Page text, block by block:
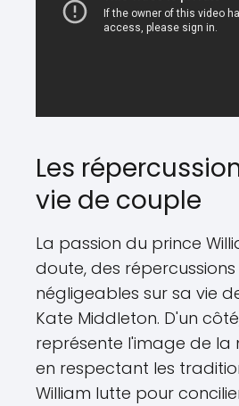
Les
vie de couple
La passion du prince
doute, des
négligeables sur sa vie
Kate Middleton. D'un
représente l'image de la
en respectant les
William lutte pour